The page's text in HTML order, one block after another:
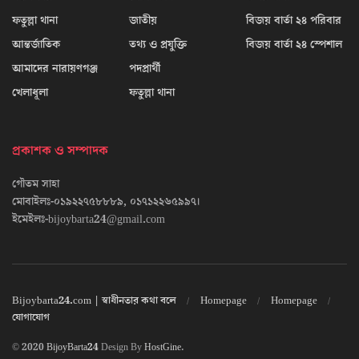
ফতুল্লা থানা
আন্তর্জাতিক
আমাদের নারায়ণগঞ্জ
খেলাধূলা
জাতীয়
তথ্য ও প্রযুক্তি
পদপ্রার্থী
ফতুল্লা থানা
বিজয় বার্তা ২৪ পরিবার
বিজয় বার্তা ২৪ স্পেশাল
প্রকাশক ও সম্পাদক
গৌতম সাহা
মোবাইলঃ-০১৯২২৭৫৮৮৮৯, ০১৭১২২৬৫৯৯৭।
ইমেইলঃ-bijoybarta24@gmail.com
Bijoybarta24.com | স্বাধীনতার কথা বলে Homepage
Homepage
যোগাযোগ
© 2020BijoyBarta24Design ByHostGine.